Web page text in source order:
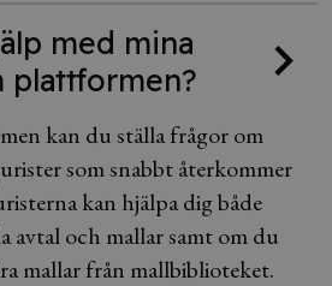
med mina
plattformen?
kan du ställa frågor om
som snabbt återkommer
kan hjälpa dig både
avtal och mallar samt om du
mallar från mallbiblioteket.